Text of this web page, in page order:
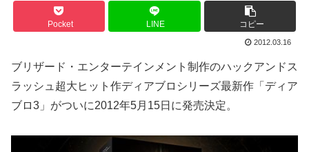
Pocket LINE コピー
2012.03.16
ブリザード・エンターテインメント制作のハックアンドス
ラッシュ超大ヒット作ディアブロシリーズ最新作「ディア
ブロ3」がついに2012年5月15日に発売決定。